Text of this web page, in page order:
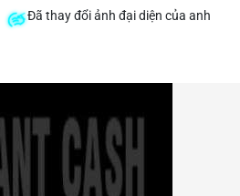
Đã thay đổi ảnh đại diện của anh